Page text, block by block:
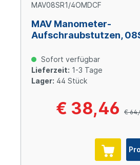
MAV08SR1/4OMDCF
MAV Manometer-
Aufschraubstutzen,
Sofort verfügbar
Lieferzeit: 1-3 Tage
Lager: 44 Stück
€ 38,46 €